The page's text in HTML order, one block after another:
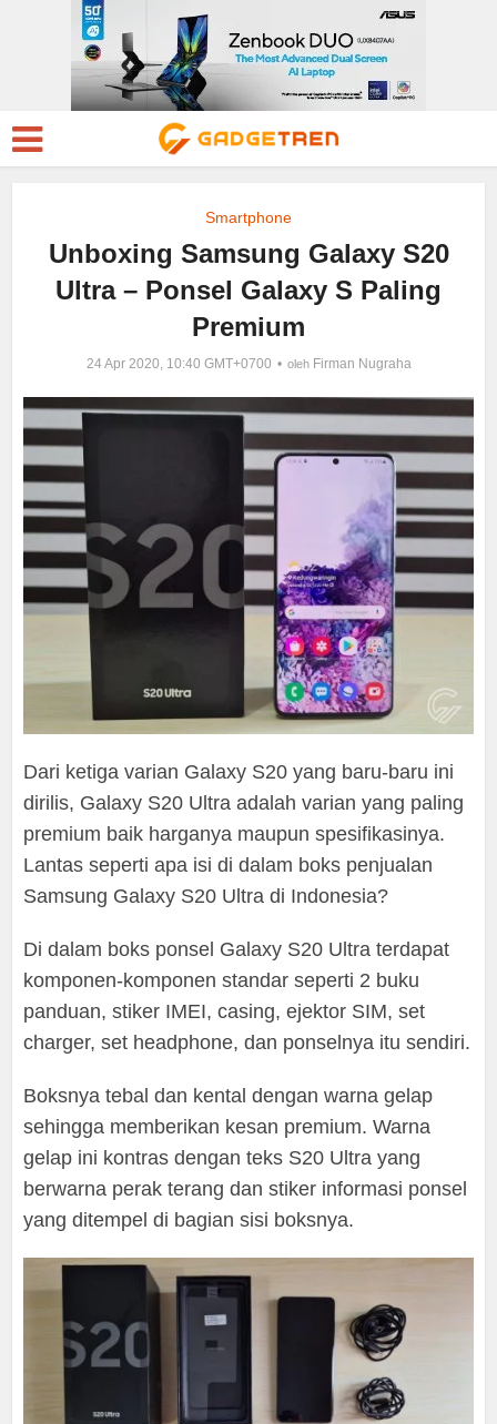
Smartphone
Unboxing Samsung Galaxy S20
Ultra – Ponsel Galaxy S Paling
Premium
24 Apr 2020, 10:40 GMT+0700 oleh Firman Nugraha
Dari ketiga varian Galaxy S20 yang baru-baru ini
dirilis, Galaxy S20 Ultra adalah varian yang paling
premium baik harganya maupun spesifikasinya.
Lantas seperti apa isi di dalam boks penjualan
Samsung Galaxy S20 Ultra di Indonesia?
Di dalam boks ponsel Galaxy S20 Ultra terdapat
komponen-komponen standar seperti 2 buku
panduan, stiker IMEI, casing, ejektor SIM, set
charger, set headphone, dan ponselnya itu sendiri.
Boksnya tebal dan kental dengan warna gelap
sehingga memberikan kesan premium. Warna
gelap ini kontras dengan teks S20 Ultra yang
berwarna perak terang dan stiker informasi ponsel
yang ditempel di bagian sisi boksnya.